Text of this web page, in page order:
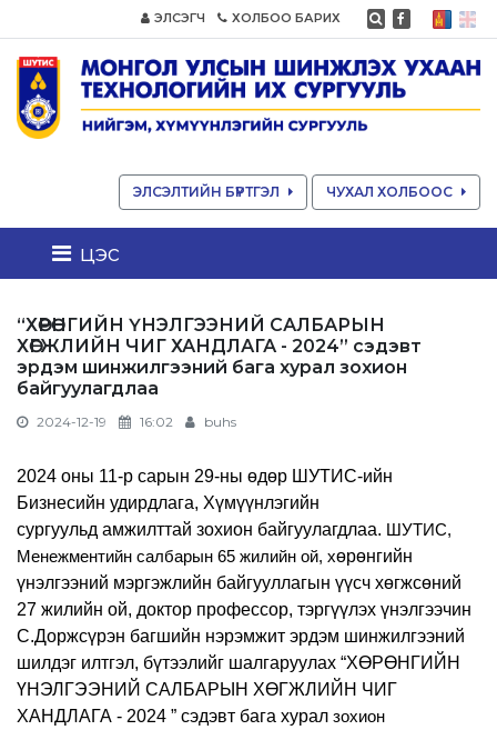
ЭЛСЭГЧ ХОЛБОО БАРИХ
ЭЛСЭЛТИЙН БҮРТГЭЛ ЧУХАЛ ХОЛБООС
цэс
“ХӨРӨНГИЙН ҮНЭЛГЭЭНИЙ САЛБАРЫН
ХӨГЖЛИЙН ЧИГ ХАНДЛАГА - 2024” сэдэвт
эрдэм шинжилгээний бага хурал зохион
байгуулагдлаа
2024-12-19 16:02 buhs
2024 оны 11-р сарын 29-ны өдөр ШУТИС-ийн
Бизнесийн удирдлага, Хүмүүнлэгийн
сургуульд амжилттай зохион байгуулагдлаа. ШУТИС,
Менежментийн салбарын 65 жилийн ой, хөрөнгийн
үнэлгээний мэргэжлийн байгууллагын үүсч хөгжсөний
27 жилийн ой, доктор профессор, тэргүүлэх үнэлгээчин
С.Доржсүрэн багшийн нэрэмжит эрдэм шинжилгээний
шилдэг илтгэл, бүтээлийг шалгаруулах “ХӨРӨНГИЙН
ҮНЭЛГЭЭНИЙ САЛБАРЫН ХӨГЖЛИЙН ЧИГ
ХАНДЛАГА - 2024 ” сэдэвт бага хурал зохион